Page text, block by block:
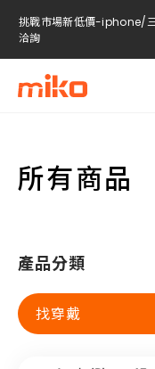
挑戰市場新低價-iphone/三
洽詢
挑戰市場新低價-iphone/
洽詢
挑戰市場新低價-iphone/
所有商品
產品分類
找穿戴